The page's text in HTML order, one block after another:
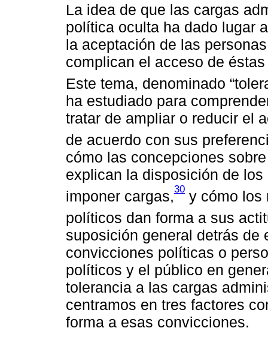
La idea de que las cargas
política oculta ha dado lugar
la aceptación de las
complican el acceso de
Este tema, denominado
ha estudiado para
tratar de ampliar o reducir el
de acuerdo con sus
cómo las concepciones
explican la disposición de
imponer cargas,30 y cómo los
políticos dan forma a sus
suposición general detrás de
convicciones políticas o
políticos y el público en
tolerancia a las cargas
centramos en tres factores
forma a esas convicciones.